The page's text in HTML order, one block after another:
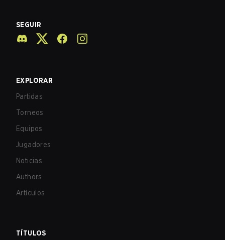
SEGUIR
EXPLORAR
Partidas
Torneos
Equipos
Jugadores
Noticias
Authors
Artículos
TÍTULOS